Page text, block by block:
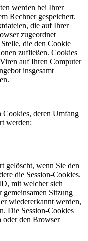
werden bei Ihrer
Rechner gespeichert.
die auf Ihrer
zugeordnet
die den Cookie
zufließen. Cookies
auf Ihren Computer
insgesamt
Cookies, deren Umfang
werden:
gelöscht, wenn Sie den
die Session-Cookies.
mit welcher sich
Sitzung
wiedererkannt werden,
Die Session-Cookies
oder den Browser